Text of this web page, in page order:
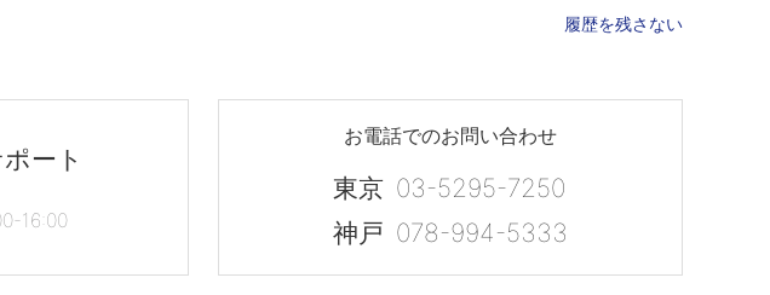
履歴を残さない
ート
16:00
お電話でのお問い合わせ
東京 03-5295-7250
神戸 078-994-5333